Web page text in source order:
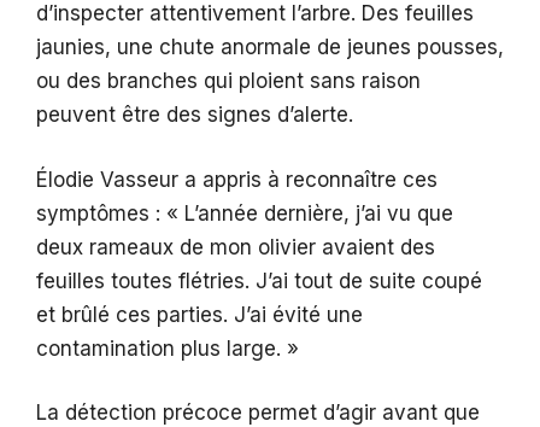
d’inspecter attentivement l’arbre. Des feuilles
jaunies, une chute anormale de jeunes pousses,
ou des branches qui ploient sans raison
peuvent être des signes d’alerte.
Élodie Vasseur a appris à reconnaître ces
symptômes : « L’année dernière, j’ai vu que
deux rameaux de mon olivier avaient des
feuilles toutes flétries. J’ai tout de suite coupé
et brûlé ces parties. J’ai évité une
contamination plus large. »
La détection précoce permet d’agir avant que